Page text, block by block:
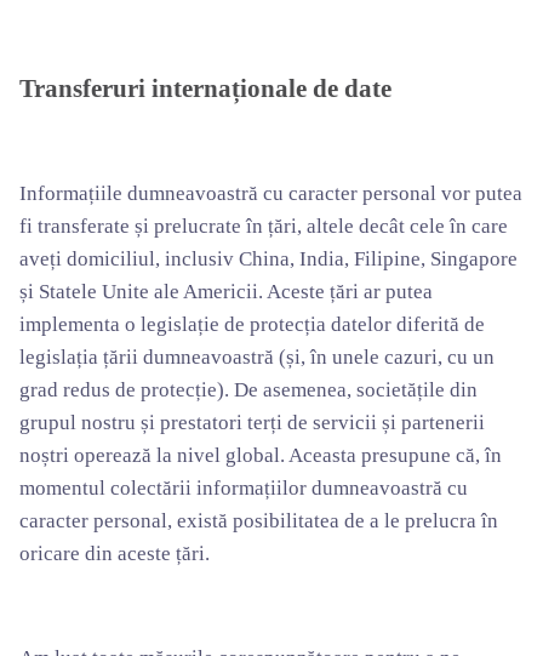
Transferuri internaționale de date
Informațiile dumneavoastră cu caracter personal vor putea
fi transferate și prelucrate în țări, altele decât cele în care
aveți domiciliul, inclusiv China, India, Filipine, Singapore
și Statele Unite ale Americii. Aceste țări ar putea
implementa o legislație de protecția datelor diferită de
legislația țării dumneavoastră (și, în unele cazuri, cu un
grad redus de protecție). De asemenea, societățile din
grupul nostru și prestatori terți de servicii și partenerii
noștri operează la nivel global. Aceasta presupune că, în
momentul colectării informațiilor dumneavoastră cu
caracter personal, există posibilitatea de a le prelucra în
oricare din aceste țări.